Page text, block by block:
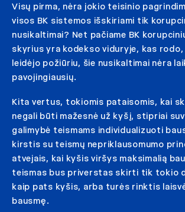
Visų pirma, nėra jokio teisinio
visos BK sistemos išskiriami tik
nusikaltimai? Net pačiame BK
skyrius yra kodekso viduryje, kas
leidėjo požiūriu, šie nusikaltimai nėra
pavojingiausių.
Kita vertus, tokiomis pataisomis, kai
negali būti mažesnė už kyšį, stipriai
galimybė teismams individualizuoti
kirstis su teismų nepriklausomumo
atvejais, kai kyšis viršys maksimalią
teismas bus priverstas skirti tik tokio
kaip pats kyšis, arba turės rinktis
bausmę.